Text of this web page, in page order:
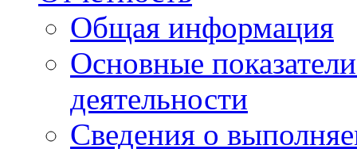
Общая информация
Основные
деятельности
Сведения о